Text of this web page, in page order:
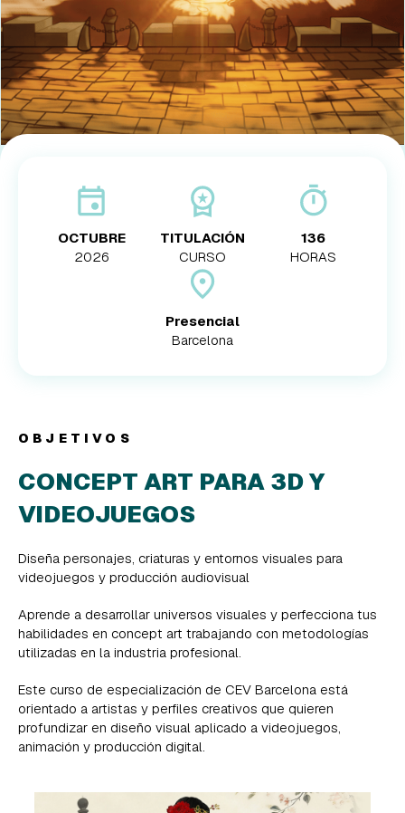
OCTUBRE
2026
TITULACIÓN
CURSO
136
HORAS
Presencial
Barcelona
OBJETIVOS
CONCEPT ART PARA 3D Y
VIDEOJUEGOS
Diseña personajes, criaturas y entornos visuales para
videojuegos y producción audiovisual
Aprende a desarrollar universos visuales y perfecciona tus
habilidades en concept art trabajando con metodologías
utilizadas en la industria profesional.
Este curso de especialización de CEV Barcelona está
orientado a artistas y perfiles creativos que quieren
profundizar en diseño visual aplicado a videojuegos,
animación y producción digital.